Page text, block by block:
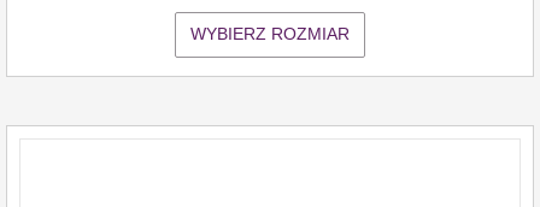
WYBIERZ ROZMIAR